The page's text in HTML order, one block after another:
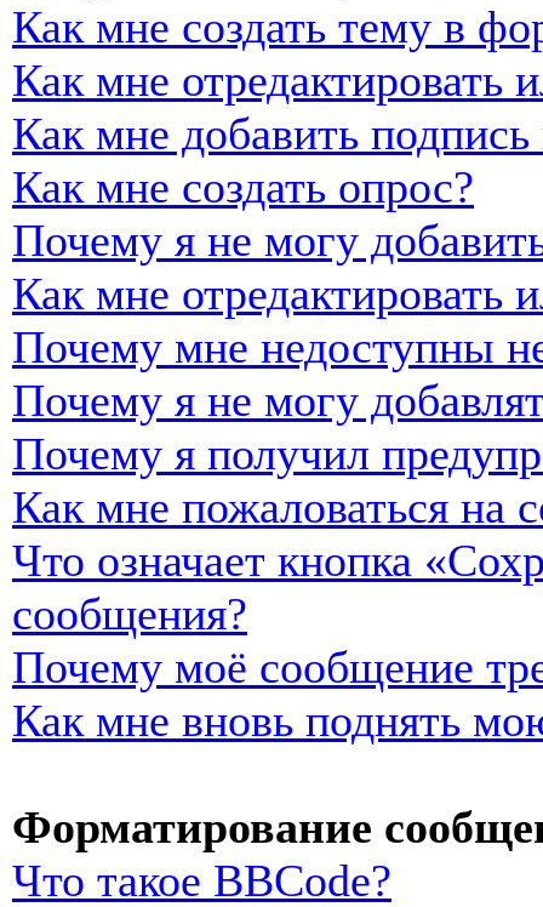
Как мне создать тему в
Как мне отредактировать
Как мне добавить
Как мне создать опрос?
Почему я не могу
Как мне отредактировать
Почему мне недоступны
Почему я не могу
Почему я получил
Как мне пожаловаться на
Что означает кнопка
сообщения?
Почему моё сообщение
Как мне вновь поднять
Форматирование
Что такое BBCode?